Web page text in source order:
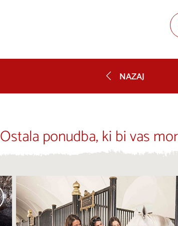
NAZAJ
Ostala ponudba, ki bi vas